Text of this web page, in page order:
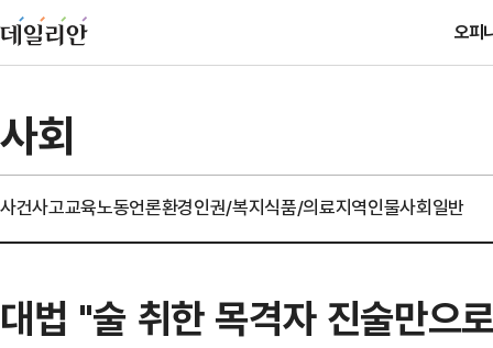
오피
사회
사건사고교육노동언론환경인권/복지식품/의료지역인물사회일반
대법 "술 취한 목격자 진술만으